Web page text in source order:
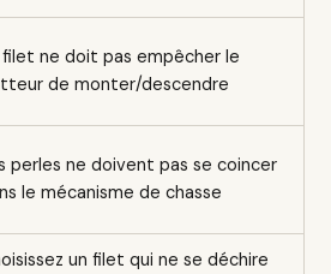
filet ne doit pas empêcher le
de monter/descendre
perles ne doivent pas se coincer
le mécanisme de chasse
un filet qui ne se déchire